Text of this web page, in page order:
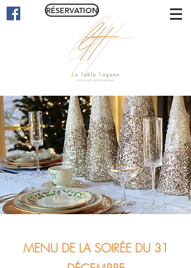
RÉSERVATION
MENU DE LA SOIRÉE DU 31